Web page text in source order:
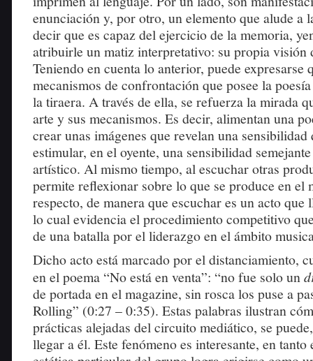
enunciación y, por otro, un elemento que alude a
decir que es capaz del ejercicio de la memoria,
atribuirle un matiz interpretativo: su propia visión
Teniendo en cuenta lo anterior, puede expresarse
mecanismos de confrontación que posee la
la tiraera. A través de ella, se refuerza la mirada
arte y sus mecanismos. Es decir, alimentan una
crear unas imágenes que revelan una sensibilidad
estimular, en el oyente, una sensibilidad
artístico. Al mismo tiempo, al escuchar otras
permite reflexionar sobre lo que se produce en el
respecto, de manera que escuchar es un acto que
lo cual evidencia el procedimiento competitivo
de una batalla por el liderazgo en el ámbito
Dicho acto está marcado por el distanciamiento,
en el poema “No está en venta”: “no fue solo un
de portada en el magazine, sin rosca los puse a
Rolling” (0:27 – 0:35). Estas palabras ilustran
prácticas alejadas del circuito mediático, se
llegar a él. Este fenómeno es interesante, en